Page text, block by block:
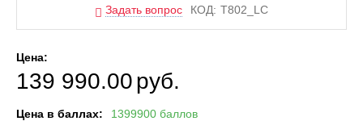
Задать вопрос КОД: T802_LC
Цена:
139 990.00руб.
Цена в баллах: 1399900 баллов